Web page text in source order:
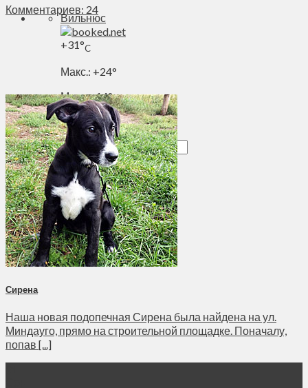
Вильнюс
+31°C
Макс.: +24°
Мин.:+14°
Пт, 07.08.2026
Комментариев: 24
Сирена
Наша новая подопечная Сирена была найдена на ул.
Миндауго, прямо на строительной площадке. Поначалу,
попав [...]